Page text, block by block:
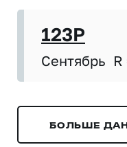
123P
Сентябрь
БОЛЬШЕ